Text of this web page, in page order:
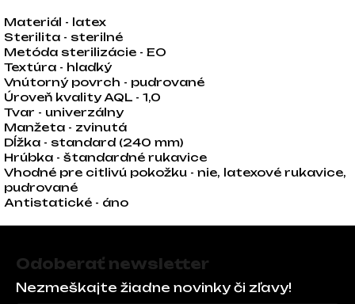
Materiál - latex
Sterilita - sterilné
Metóda sterilizácie - EO
Textúra - hladký
Vnútorný povrch - pudrované
Úroveň kvality AQL - 1,0
Tvar - univerzálny
Manžeta - zvinutá
Dĺžka - standard (240 mm)
Hrúbka - štandardné rukavice
Vhodné pre citlivú pokožku - nie, latexové rukavice,
pudrované
Antistatické - áno
Odoberať newsletter
Nezmeškajte žiadne novinky či zľavy!